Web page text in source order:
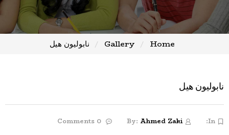
Home
Gallery نابوليون هيل
نابوليون هيل
In:
By: Ahmed Zaki